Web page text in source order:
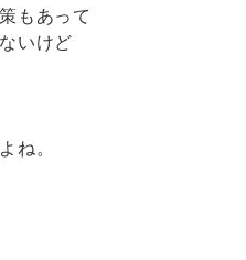
もあって
いけど
ね。